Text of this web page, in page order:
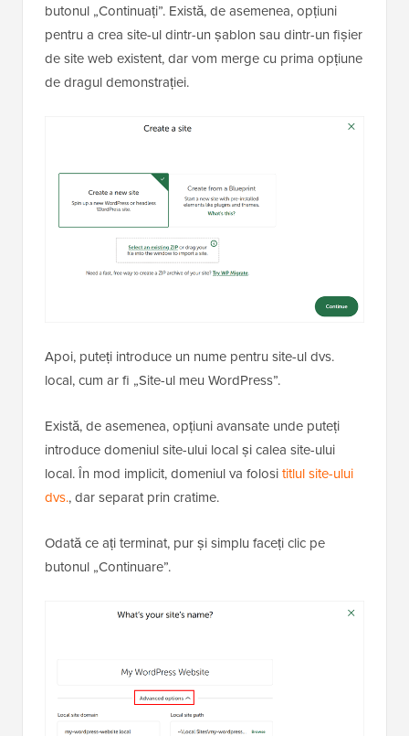
butonul „Continuați”. Există, de asemenea, opțiuni
pentru a crea site-ul dintr-un șablon sau dintr-un fișier
de site web existent, dar vom merge cu prima opțiune
de dragul demonstrației.
Apoi, puteți introduce un nume pentru site-ul dvs.
local, cum ar fi „Site-ul meu WordPress”.
Există, de asemenea, opțiuni avansate unde puteți
introduce domeniul site-ului local și calea site-ului
local. În mod implicit, domeniul va folosititlul site-ului
dvs., dar separat prin cratime.
Odată ce ați terminat, pur și simplu faceți clic pe
butonul „Continuare”.